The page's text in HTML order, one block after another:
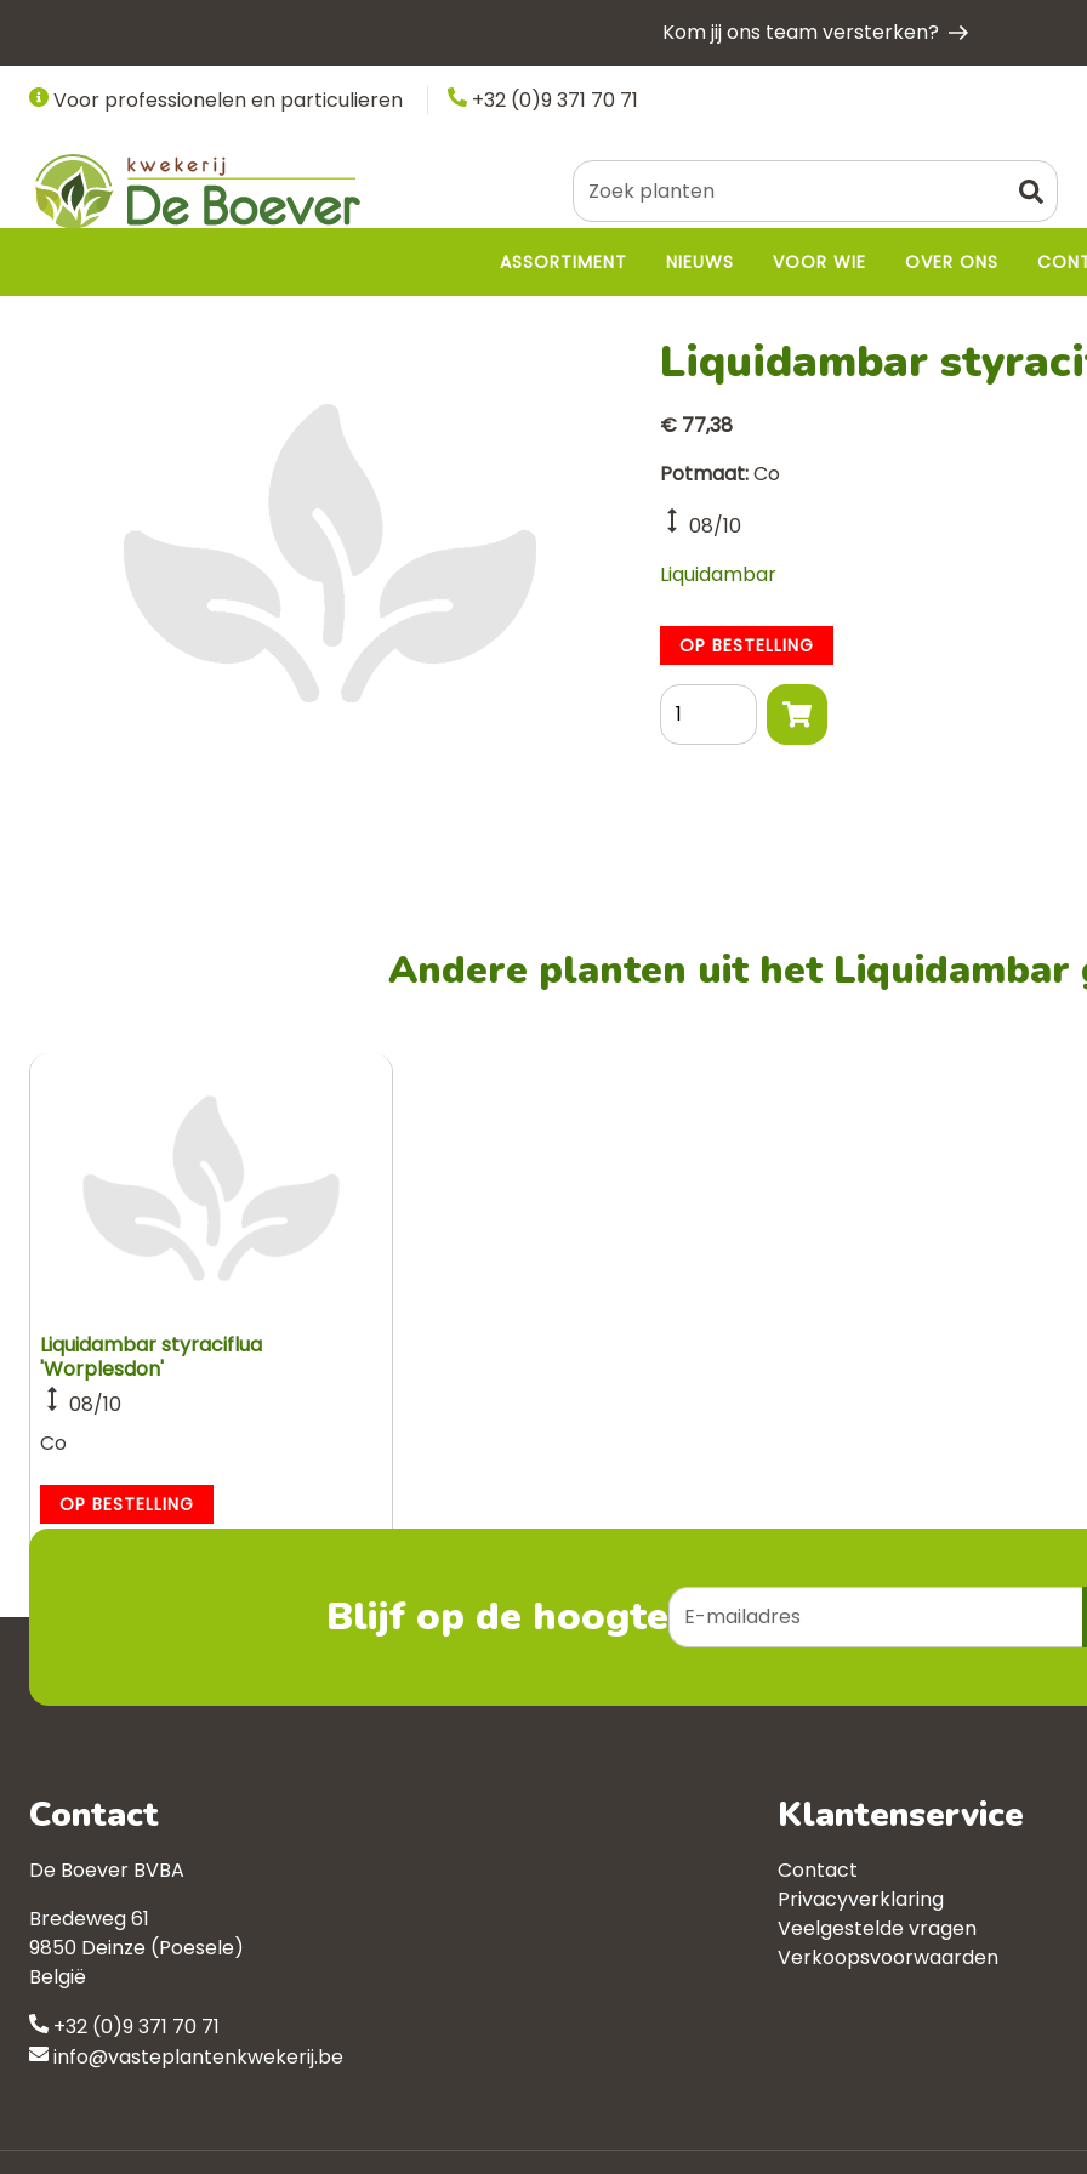
naar
gaan
Kom jij ons team versterken?
Voor professionelen en particulieren +32 (0)9 371 70 71
ASSORTIMENT NIEUWS VOOR WIE OVER ONS
Liquidambar
€ 77,38
Potmaat Co
08/10
Liquidambar
OP BESTELLING
Aantal
Andere planten uit het Liquidambar
Liquidambar styraciflua
'Worplesdon'
08/10
Co
OP BESTELLING
Blijf op de hoogteE-
mailadres
Contact
De Boever BVBA
Bredeweg 61
9850 Deinze (Poesele)
België
+32 (0)9 371 70 71
info@vasteplantenkwekerij.be
Klantenservice
Contact
Privacyverklaring
Veelgestelde vragen
Verkoopsvoorwaarden